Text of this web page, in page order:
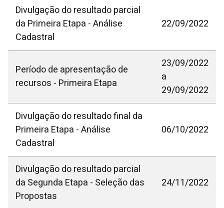
Divulgação do resultado parcial
da Primeira Etapa - Análise
Cadastral
22/09/2022
Período de apresentação de
recursos - Primeira Etapa
23/09/2022
a
29/09/2022
Divulgação do resultado final da
Primeira Etapa - Análise
Cadastral
06/10/2022
Divulgação do resultado parcial
da Segunda Etapa - Seleção das
Propostas
24/11/2022